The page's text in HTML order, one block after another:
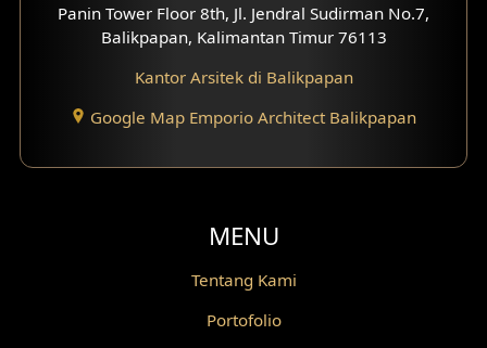
Desain Split Level
Desain Wallpanel
Desain Wallpaper
Desain Grill Kayu
Desain Railing
Panin Tower Floor 8th, Jl. Jendral Sudirman No.7,
Balikpapan, Kalimantan Timur 76113
Kantor Arsitek di Balikpapan
Google Map Emporio Architect Balikpapan
MENU
Tentang Kami
Portofolio